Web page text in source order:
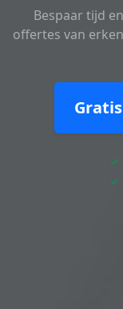
Bespaar tijd
offertes van
✓
✓